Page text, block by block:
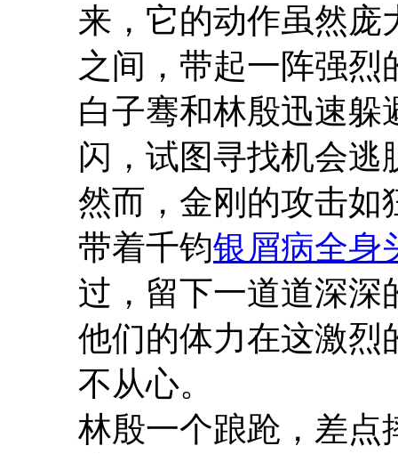
来，它的动作虽然庞
之间，带起一阵强烈
白子骞和林殷迅速躲
闪，试图寻找机会逃
然而，金刚的攻击如
带着千钧银屑病全身
过，留下一道道深深
他们的体力在这激烈
不从心。
林殷一个踉跄，差点